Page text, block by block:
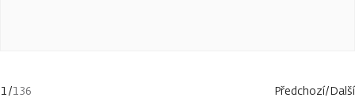
1/136 Předchozí/Další